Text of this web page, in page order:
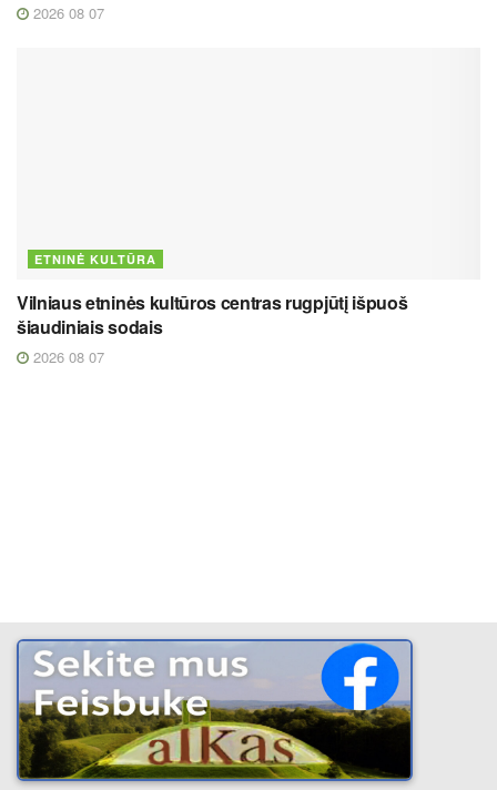
2026 08 07
ETNINĖ KULTŪRA
Vilniaus etninės kultūros centras rugpjūtį išpuoš
šiaudiniais sodais
2026 08 07